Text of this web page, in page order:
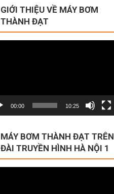
GIỚI THIỆU VỀ MÁY BƠM
THÀNH ĐẠT
00:00 10:25
MÁY BƠM THÀNH ĐẠT TRÊN
ĐÀI TRUYỀN HÌNH HÀ NỘI 1